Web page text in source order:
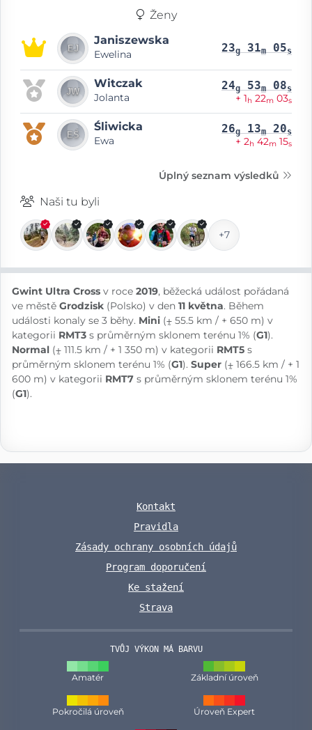
Ženy
Janiszewska
Ewelina 23g 31m 05s
Witczak
Jolanta
24g 53m 08s
+ 1h 22m 03s
Śliwicka
Ewa
26g 13m 20s
+ 2h 42m 15s
Úplný seznam výsledků
Naši tu byli
+7
Gwint Ultra Cross v roce 2019, běžecká událost pořádaná
ve městě Grodzisk (Polsko) v den 11 května. Během
události konaly se 3 běhy. Mini (⨦ 55.5 km / + 650 m) v
kategorii RMT3 s průměrným sklonem terénu 1% (G1).
Normal (⨦ 111.5 km / + 1 350 m) v kategorii RMT5 s
průměrným sklonem terénu 1% (G1). Super (⨦ 166.5 km / + 1
600 m) v kategorii RMT7 s průměrným sklonem terénu 1%
(G1).
Kontakt
Pravidla
Zásady ochrany osobních údajů
Program doporučení
Ke stažení
Strava
TVŮJ VÝKON MÁ BARVU
Amatér Základní úroveň
Pokročilá úroveň Úroveň Expert